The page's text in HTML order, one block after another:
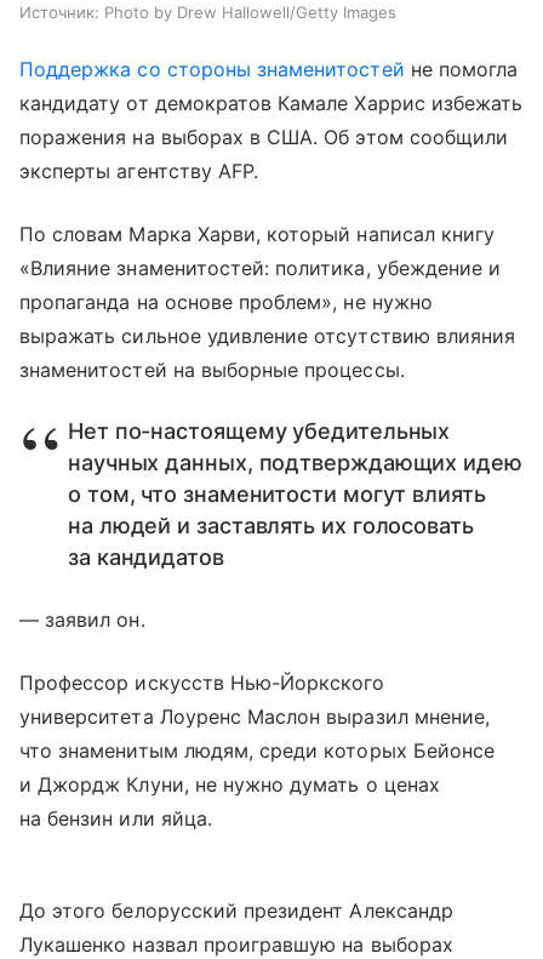
Источник: Photo by Drew Hallowell/Getty Images
Поддержка со стороны знаменитостей не помогла
кандидату от демократов Камале Харрис избежать
поражения на выборах в США. Об этом сообщили
эксперты агентству AFP.
По словам Марка Харви, который написал книгу
«Влияние знаменитостей: политика, убеждение и
пропаганда на основе проблем», не нужно
выражать сильное удивление отсутствию влияния
знаменитостей на выборные процессы.
Нет по-настоящему убедительных
научных данных, подтверждающих идею
о том, что знаменитости могут влиять
на людей и заставлять их голосовать
за кандидатов
— заявил он.
Профессор искусств Нью-Йоркского
университета Лоуренс Маслон выразил мнение,
что знаменитым людям, среди которых Бейонсе
и Джордж Клуни, не нужно думать о ценах
на бензин или яйца.
До этого белорусский президент Александр
Лукашенко назвал проигравшую на выборах